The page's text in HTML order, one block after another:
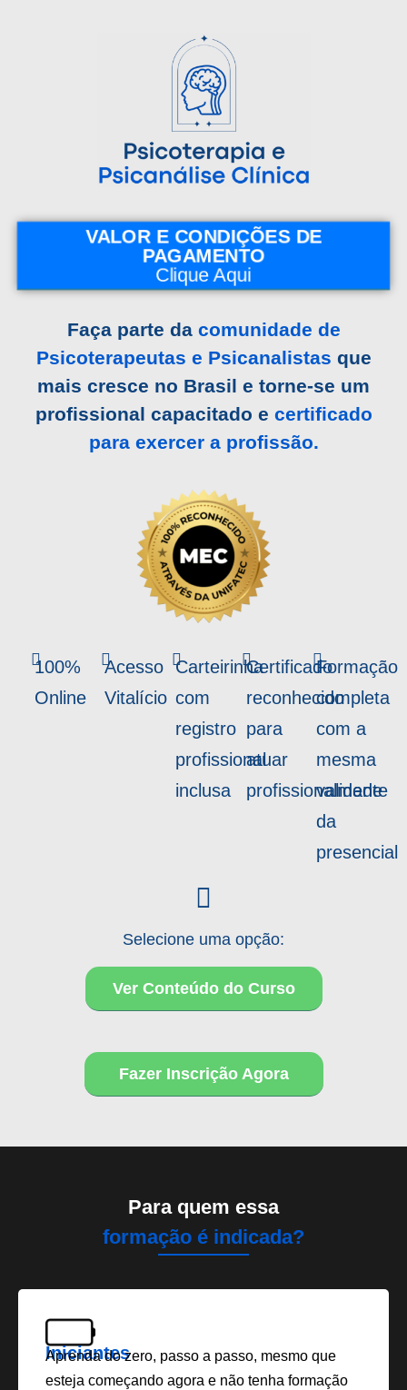
VALOR E CONDIÇÕES DE
PAGAMENTO
Clique Aqui
Faça parte da comunidade de
Psicoterapeutas e Psicanalistas que
mais cresce no Brasil e torne-se um
profissional capacitado e certificado
para exercer a profissão.
100%
Online
Acesso
Vitalício
Carteirinha
com
registro
profissional
inclusa
Certificado
reconhecido
para
atuar
profissionalmente
Formação
completa
com a
mesma
validade
da
presencial
Selecione uma opção:
Ver Conteúdo do Curso
Fazer Inscrição Agora
Para quem essa
formação é indicada?
Iniciantes
Aprenda do zero, passo a passo, mesmo que
esteja começando agora e não tenha formação